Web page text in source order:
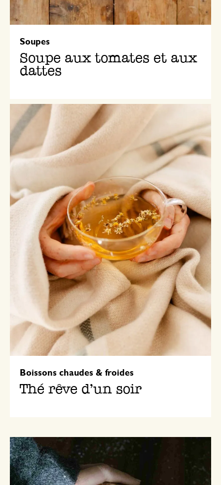
Soupes
Soupe aux tomates et aux
dattes
Boissons chaudes & froides
Thé rêve d’un soir